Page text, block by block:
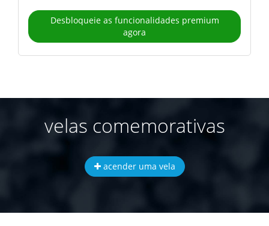
Desbloqueie as funcionalidades premium
agora
velas comemorativas
acender uma vela